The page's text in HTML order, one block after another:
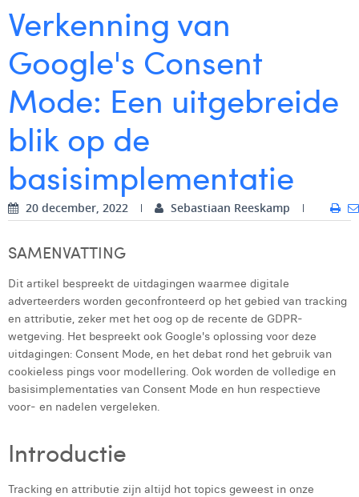
Charlie Deschamps
Dhan Claes
Diane Tremouroux
Edouard Polet
Elio Civalleri
Eliott Pousset
Floriane Defacqz
Glenn Vanderlinden
Hanne Van Loock
Janne Beke
Jonas Geiregat
Justine Cremer
Laura Rooseleer
Laura Verhelst
Digital Business Consultant NL
Digital Business Intern
Verkenning van
Google's Consent
Mode: Een uitgebreide
blik op de
basisimplementatie
20 december, 2022 Sebastiaan Reeskamp
SAMENVATTING
Dit artikel bespreekt de uitdagingen waarmee digitale
adverteerders worden geconfronteerd op het gebied van tracking
en attributie, zeker met het oog op de recente de GDPR-
wetgeving. Het bespreekt ook Google's oplossing voor deze
uitdagingen: Consent Mode, en het debat rond het gebruik van
cookieless pings voor modellering. Ook worden de volledige en
basisimplementaties van Consent Mode en hun respectieve
voor- en nadelen vergeleken.
Introductie
Tracking en attributie zijn altijd hot topics geweest in onze